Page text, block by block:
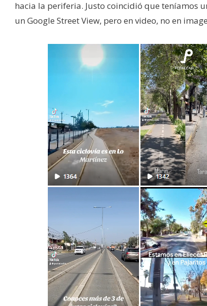
hacia la periferia. Justo coincidió que teníamos
un Google Street View, pero en video, no en